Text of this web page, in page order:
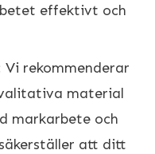
effektivt och
Vi rekommenderar
material
markarbete och
att ditt